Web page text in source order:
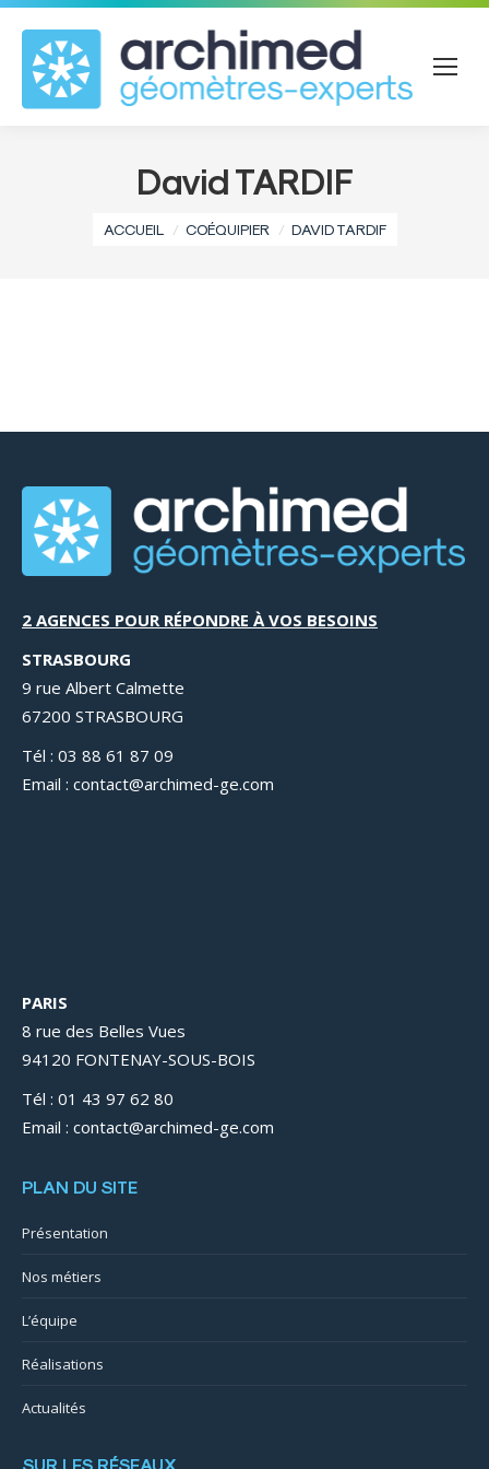
David TARDIF
ACCUEIL COÉQUIPIER DAVID TARDIF
2 AGENCES POUR RÉPONDRE À VOS BESOINS
STRASBOURG
9 rue Albert Calmette
67200 STRASBOURG
Tél : 03 88 61 87 09
Email : contact@archimed-ge.com
PARIS
8 rue des Belles Vues
94120 FONTENAY-SOUS-BOIS
Tél : 01 43 97 62 80
Email : contact@archimed-ge.com
PLAN DU SITE
Présentation
Nos métiers
L’équipe
Réalisations
Actualités
SUR LES RÉSEAUX